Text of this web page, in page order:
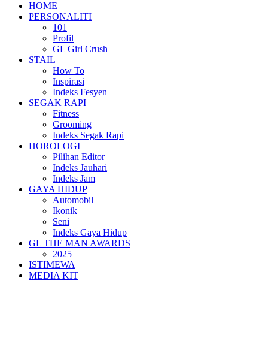
HOME
PERSONALITI
101
Profil
GL Girl Crush
STAIL
How To
Inspirasi
Indeks Fesyen
SEGAK RAPI
Fitness
Grooming
Indeks Segak Rapi
HOROLOGI
Pilihan Editor
Indeks Jauhari
Indeks Jam
GAYA HIDUP
Automobil
Ikonik
Seni
Indeks Gaya Hidup
GL THE MAN AWARDS
2025
ISTIMEWA
MEDIA KIT